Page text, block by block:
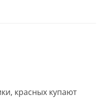
красных купают